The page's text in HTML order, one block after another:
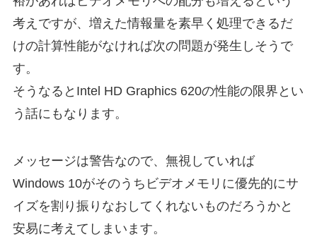
考えですが、増えた情報量を素早く処理できるだ
けの計算性能がなければ次の問題が発生しそうで
す。
そうなるとIntel HD Graphics 620の性能の限界とい
う話にもなります。
メッセージは警告なので、無視していれば
Windows 10がそのうちビデオメモリに優先的にサ
イズを割り振りなおしてくれないものだろうかと
安易に考えてしまいます。